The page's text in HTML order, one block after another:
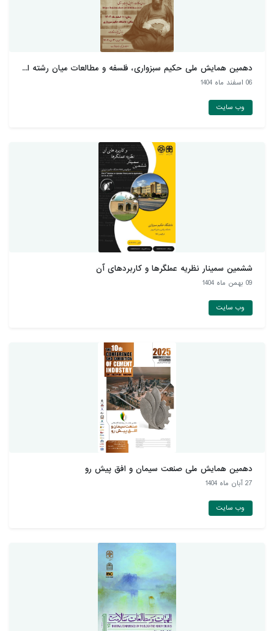
دهمین همایش ملی حکیم سبزواری، فلسفه و مطالعات میان رشته ا...
06 اسفند ماه 1404
وب سایت
ششمین سمینار نظریه عملگرها و کاربردهای آن
09 بهمن ماه 1404
وب سایت
دهمین همايش ملی صنعت سيمان و افق پيش رو
27 آبان ماه 1404
وب سایت